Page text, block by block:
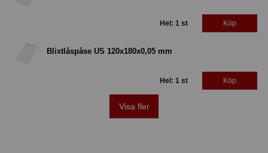
Hel: 1 st Köp
Blixtlåspåse US 120x180x0,05 mm
Hel: 1 st Köp
Visa fler